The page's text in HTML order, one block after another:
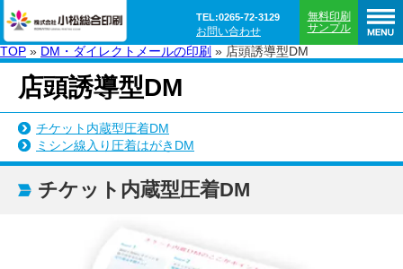
TEL:0265-72-3129
無料印刷
サンプル
お問い合わせ
TOP » DM・ダイレクトメールの印刷 » 店頭誘導型DM
店頭誘導型DM
チケット内蔵型圧着DM
ミシン線入り圧着はがきDM
チケット内蔵型圧着DM